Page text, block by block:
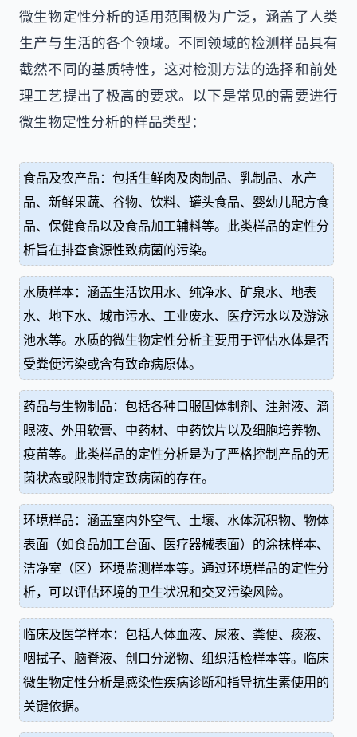
微生物定性分析的适用范围极为广泛，涵盖了人类
生产与生活的各个领域。不同领域的检测样品具有
截然不同的基质特性，这对检测方法的选择和前处
理工艺提出了极高的要求。以下是常见的需要进行
微生物定性分析的样品类型：
食品及农产品：包括生鲜肉及肉制品、乳制品、水产
品、新鲜果蔬、谷物、饮料、罐头食品、婴幼儿配方食
品、保健食品以及食品加工辅料等。此类样品的定性分
析旨在排查食源性致病菌的污染。
水质样本：涵盖生活饮用水、纯净水、矿泉水、地表
水、地下水、城市污水、工业废水、医疗污水以及游泳
池水等。水质的微生物定性分析主要用于评估水体是否
受粪便污染或含有致命病原体。
药品与生物制品：包括各种口服固体制剂、注射液、滴
眼液、外用软膏、中药材、中药饮片以及细胞培养物、
疫苗等。此类样品的定性分析是为了严格控制产品的无
菌状态或限制特定致病菌的存在。
环境样品：涵盖室内外空气、土壤、水体沉积物、物体
表面（如食品加工台面、医疗器械表面）的涂抹样本、
洁净室（区）环境监测样本等。通过环境样品的定性分
析，可以评估环境的卫生状况和交叉污染风险。
临床及医学样本：包括人体血液、尿液、粪便、痰液、
咽拭子、脑脊液、创口分泌物、组织活检样本等。临床
微生物定性分析是感染性疾病诊断和指导抗生素使用的
关键依据。